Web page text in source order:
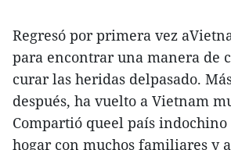
Regresó por primera vez
para encontrar una manera de
curar las heridas delpasado.
después, ha vuelto a Vietnam
Compartió queel país indochino
hogar con muchos familiares y